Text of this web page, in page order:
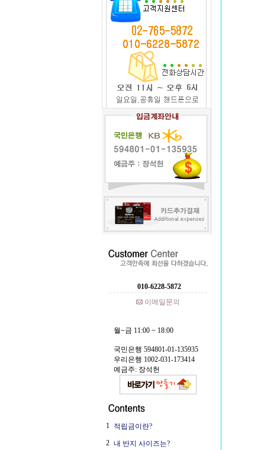
010-6228-5872
이메일문의
월~금 11:00 ~ 18:00
국민은행 594801-01-135935
우리은행 1002-031-173414
예금주: 장석헌
1 적립금이란?
2 내 반지 사이즈는?